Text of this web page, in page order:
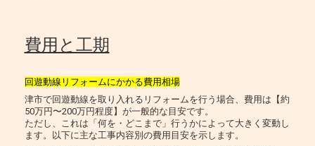
費用と工期
回遊動線リフォームにかかる費用相場
津市で回遊動線を取り入れるリフォームを行う場合、費用は【約
50万円〜200万円程度】が一般的な目安です。
ただし、これは「何を・どこまで」行うかによって大きく変動し
ます。以下に主な工事内容別の費用目安を示します。